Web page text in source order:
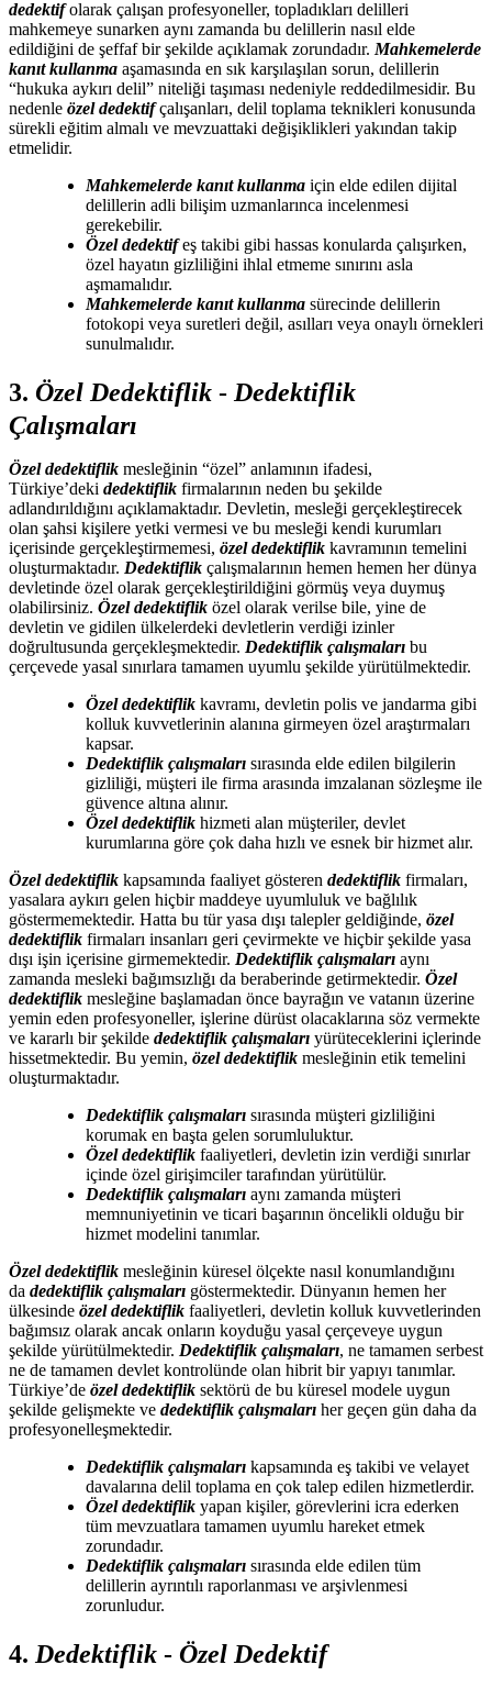
dedektifolarak çalışan profesyoneller, topladıkları delilleri
mahkemeye sunarken aynı zamanda bu delillerin nasıl elde
edildiğini de şeffaf bir şekilde açıklamak zorundadır. Mahkemelerde
kanıt kullanma aşamasında en sık karşılaşılan sorun, delillerin
“hukuka aykırı delil” niteliği taşıması nedeniyle reddedilmesidir. Bu
nedenle özel dedektifçalışanları, delil toplama teknikleri konusunda
sürekli eğitim almalı ve mevzuattaki değişiklikleri yakından takip
etmelidir.
Mahkemelerde kanıt kullanma için elde edilen dijital
delillerin adli bilişim uzmanlarınca incelenmesi
gerekebilir.
Özel dedektifeş takibi gibi hassas konularda çalışırken,
özel hayatın gizliliğini ihlal etmeme sınırını asla
aşmamalıdır.
Mahkemelerde kanıt kullanma sürecinde delillerin
fotokopi veya suretleri değil, asılları veya onaylı örnekleri
sunulmalıdır.
3. Özel Dedektiflik - Dedektiflik
Çalışmaları
Özel dedektiflik mesleğinin “özel” anlamının ifadesi,
Türkiye’deki dedektiflik firmalarının neden bu şekilde
adlandırıldığını açıklamaktadır. Devletin, mesleği gerçekleştirecek
olan şahsi kişilere yetki vermesi ve bu mesleği kendi kurumları
içerisinde gerçekleştirmemesi, özel dedektiflik kavramının temelini
oluşturmaktadır. Dedektiflik çalışmalarının hemen hemen her dünya
devletinde özel olarak gerçekleştirildiğini görmüş veya duymuş
olabilirsiniz. Özel dedektiflik özel olarak verilse bile, yine de
devletin ve gidilen ülkelerdeki devletlerin verdiği izinler
doğrultusunda gerçekleşmektedir. Dedektiflik çalışmaları bu
çerçevede yasal sınırlara tamamen uyumlu şekilde yürütülmektedir.
Özel dedektiflik kavramı, devletin polis ve jandarma gibi
kolluk kuvvetlerinin alanına girmeyen özel araştırmaları
kapsar.
Dedektiflik çalışmaları sırasında elde edilen bilgilerin
gizliliği, müşteri ile firma arasında imzalanan sözleşme ile
güvence altına alınır.
Özel dedektiflik hizmeti alan müşteriler, devlet
kurumlarına göre çok daha hızlı ve esnek bir hizmet alır.
Özel dedektiflik kapsamında faaliyet gösteren dedektiflik firmaları,
yasalara aykırı gelen hiçbir maddeye uyumluluk ve bağlılık
göstermemektedir. Hatta bu tür yasa dışı talepler geldiğinde, özel
dedektiflik firmaları insanları geri çevirmekte ve hiçbir şekilde yasa
dışı işin içerisine girmemektedir. Dedektiflik çalışmaları aynı
zamanda mesleki bağımsızlığı da beraberinde getirmektedir. Özel
dedektiflik mesleğine başlamadan önce bayrağın ve vatanın üzerine
yemin eden profesyoneller, işlerine dürüst olacaklarına söz vermekte
ve kararlı bir şekilde dedektiflik çalışmaları yürüteceklerini içlerinde
hissetmektedir. Bu yemin, özel dedektiflik mesleğinin etik temelini
oluşturmaktadır.
Dedektiflik çalışmaları sırasında müşteri gizliliğini
korumak en başta gelen sorumluluktur.
Özel dedektiflik faaliyetleri, devletin izin verdiği sınırlar
içinde özel girişimciler tarafından yürütülür.
Dedektiflik çalışmaları aynı zamanda müşteri
memnuniyetinin ve ticari başarının öncelikli olduğu bir
hizmet modelini tanımlar.
Özel dedektiflik mesleğinin küresel ölçekte nasıl konumlandığını
da dedektiflik çalışmaları göstermektedir. Dünyanın hemen her
ülkesinde özel dedektiflik faaliyetleri, devletin kolluk kuvvetlerinden
bağımsız olarak ancak onların koyduğu yasal çerçeveye uygun
şekilde yürütülmektedir. Dedektiflik çalışmaları, ne tamamen serbest
ne de tamamen devlet kontrolünde olan hibrit bir yapıyı tanımlar.
Türkiye’de özel dedektiflik sektörü de bu küresel modele uygun
şekilde gelişmekte ve dedektiflik çalışmaları her geçen gün daha da
profesyonelleşmektedir.
Dedektiflik çalışmaları kapsamında eş takibi ve velayet
davalarına delil toplama en çok talep edilen hizmetlerdir.
Özel dedektiflik yapan kişiler, görevlerini icra ederken
tüm mevzuatlara tamamen uyumlu hareket etmek
zorundadır.
Dedektiflik çalışmaları sırasında elde edilen tüm
delillerin ayrıntılı raporlanması ve arşivlenmesi
zorunludur.
4. Dedektiflik - Özel Dedektif